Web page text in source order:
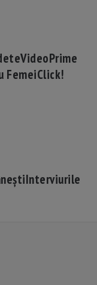
VideoPrime
FemeiClick!
Interviurile